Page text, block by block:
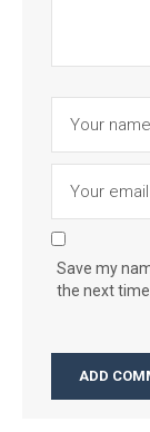
Save my
the next